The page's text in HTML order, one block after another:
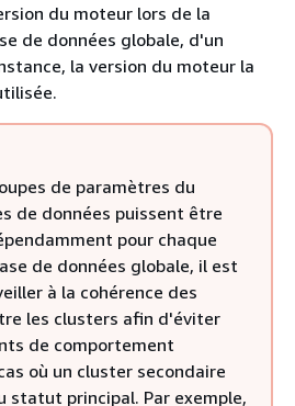
du moteur lors de la
de données globale, d'un
la version du moteur la
de paramètres du
de données puissent être
pour chaque
de données globale, il est
à la cohérence des
les clusters afin d'éviter
de comportement
où un cluster secondaire
statut principal. Par exemple,